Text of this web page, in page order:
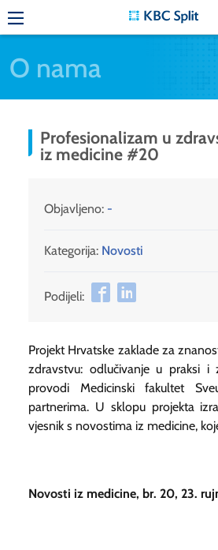
O nama
Profesionalizam u
iz medicine #20
Objavljeno: -
Kategorija: Novosti
Podijeli:
Projekt Hrvatske zaklade za
zdravstvu: odlučivanje u praksi i
provodi Medicinski fakultet
partnerima. U sklopu projekta
vjesnik s novostima iz medicine,
Novosti iz medicine, br. 20, 23.